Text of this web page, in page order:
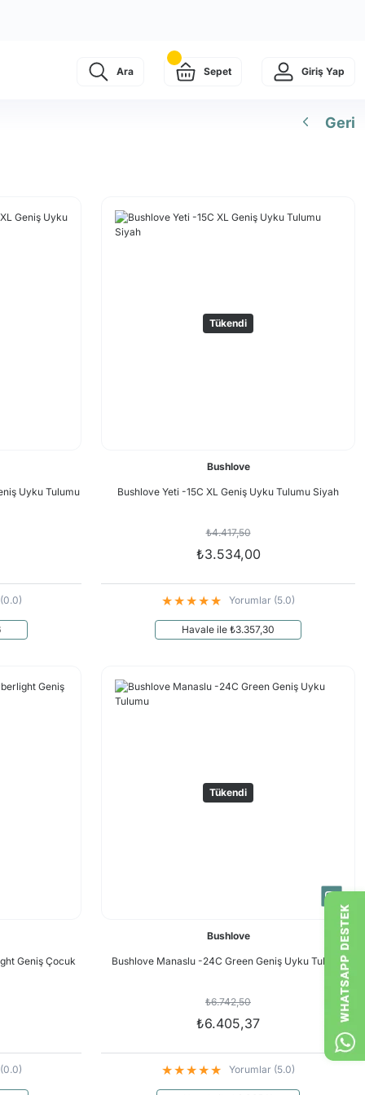
Ara Sepet Giriş Yap
Geri
Uyku Tulumu
Tükendi
Bushlove
Bushlove Yeti -15C XL Geniş Uyku Tulumu Siyah
₺4.417,50
₺3.534,00
Yorumlar (5.0)
Havale ile ₺3.357,30
Geniş Çocuk
Tükendi
Bushlove
Bushlove Manaslu -24C Green Geniş Uyku Tulumu
₺6.742,50
₺6.405,37
Yorumlar (5.0)